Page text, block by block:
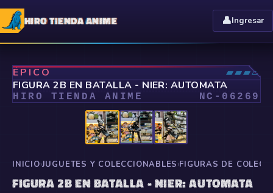
HIRO TIENDA ANIME 👤Ingresar
ÉPICO ▰▰▰▱
⤢
FIGURA 2B EN BATALLA - NIER: AUTOMATA
HIRO TIENDA ANIME NC- 06269
INICIO›JUGUETES Y COLECCIONABLES›FIGURAS DE
FIGURA 2B EN BATALLA - NIER: AUTOMATA